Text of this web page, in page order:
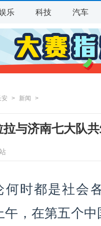
乐 科技 汽车
安 > 新闻 >
与济南七大队
时都是社会
午，在第五个